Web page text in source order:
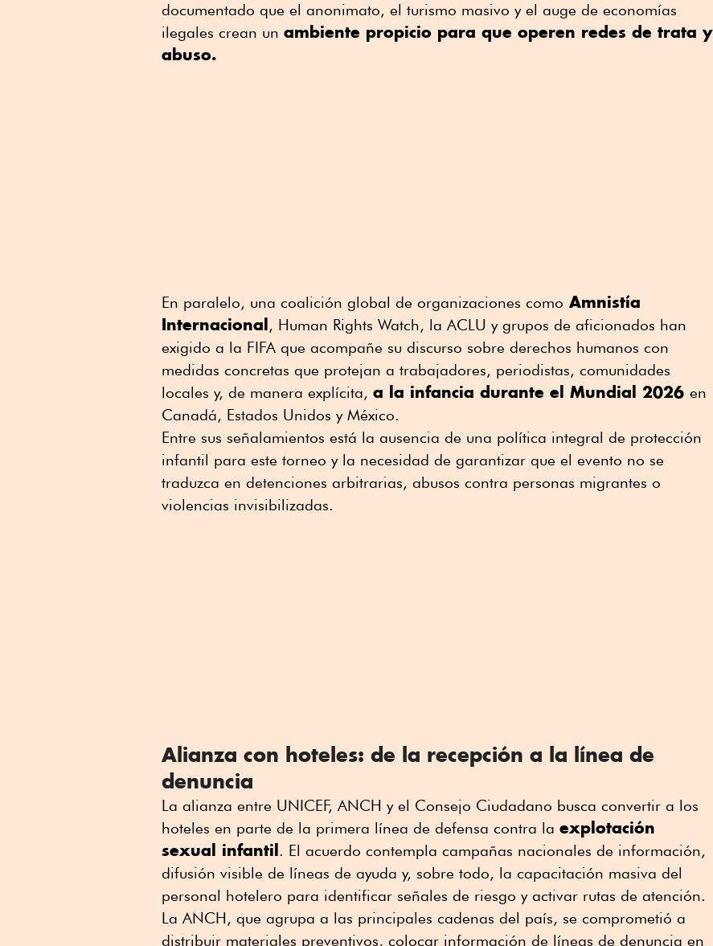
documentado que el anonimato, el turismo masivo y el auge de economías
ilegales crean un ambiente propicio para que operen redes de trata y
abuso.
En paralelo, una coalición global de organizaciones como Amnistía
Internacional , Human Rights Watch, la ACLU y grupos de aficionados han
exigido a la FIFA que acompañe su discurso sobre derechos humanos con
medidas concretas que protejan a trabajadores, periodistas, comunidades
locales y, de manera explícita, a la infancia durante el Mundial 2026 en
Canadá, Estados Unidos y México.
Entre sus señalamientos está la ausencia de una política integral de protección
infantil para este torneo y la necesidad de garantizar que el evento no se
traduzca en detenciones arbitrarias, abusos contra personas migrantes o
violencias invisibilizadas.
Alianza con hoteles: de la recepción a la línea de
denuncia
La alianza entre UNICEF, ANCH y el Consejo Ciudadano busca convertir a los
hoteles en parte de la primera línea de defensa contra la explotación
sexual infantil . El acuerdo contempla campañas nacionales de información,
difusión visible de líneas de ayuda y, sobre todo, la capacitación masiva del
personal hotelero para identificar señales de riesgo y activar rutas de atención.
La ANCH, que agrupa a las principales cadenas del país, se comprometió a
distribuir materiales preventivos, colocar información de líneas de denuncia en